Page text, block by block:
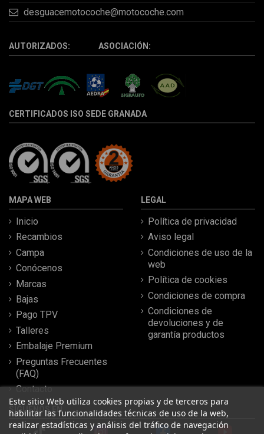
desguacemotocoche@motocoche.com
AUTORIZADOS: ASOCIACIÓN:
CERTIFICADOS ISO SEDE GRANADA
MAPA WEB
Inicio
Recambios
Campa
Conócenos
Marcas
Bajas
Pago TPV
Talleres
Embalaje Premium
Preguntas Frecuentes
(FAQ)
Contacto
LEGAL
Política de privacidad
Aviso legal
Condiciones de uso de la
web
Política de cookies
Condiciones de compra
Condiciones de
devoluciones y de
garantía productos
Este sitio Web utiliza cookies propias y de terceros para
habilitar las funcionalidades técnicas de uso de la web,
realizar estadísticas y análisis del tráfico de navegación
SÍGUENOS EN